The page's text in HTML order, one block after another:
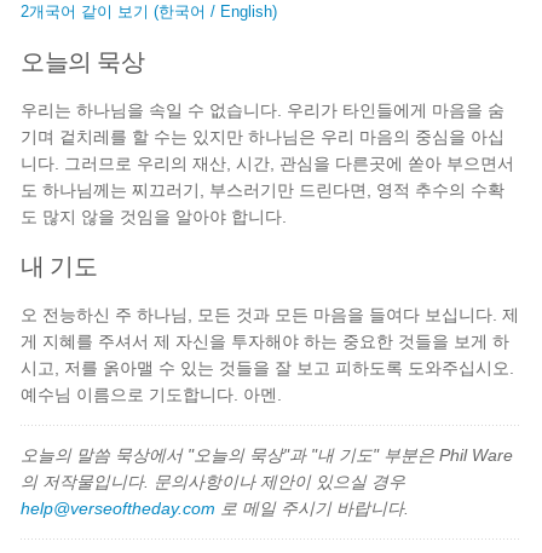
2개국어 같이 보기 (한국어 / English)
오늘의 묵상
우리는 하나님을 속일 수 없습니다. 우리가 타인들에게 마음을 숨
기며 겉치레를 할 수는 있지만 하나님은 우리 마음의 중심을 아십
니다. 그러므로 우리의 재산, 시간, 관심을 다른곳에 쏟아 부으면서
도 하나님께는 찌끄러기, 부스러기만 드린다면, 영적 추수의 수확
도 많지 않을 것임을 알아야 합니다.
내 기도
오 전능하신 주 하나님, 모든 것과 모든 마음을 들여다 보십니다. 제
게 지혜를 주셔서 제 자신을 투자해야 하는 중요한 것들을 보게 하
시고, 저를 옭아맬 수 있는 것들을 잘 보고 피하도록 도와주십시오.
예수님 이름으로 기도합니다. 아멘.
오늘의 말씀 묵상에서 "오늘의 묵상"과 "내 기도" 부분은 Phil Ware
의 저작물입니다. 문의사항이나 제안이 있으실 경우
help@verseoftheday.com 로 메일 주시기 바랍니다.